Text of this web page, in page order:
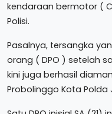
kendaraan bermotor (
Polisi.
Pasalnya, tersangka
orang ( DPO ) setelah
kini juga berhasil
Probolinggo Kota Polda